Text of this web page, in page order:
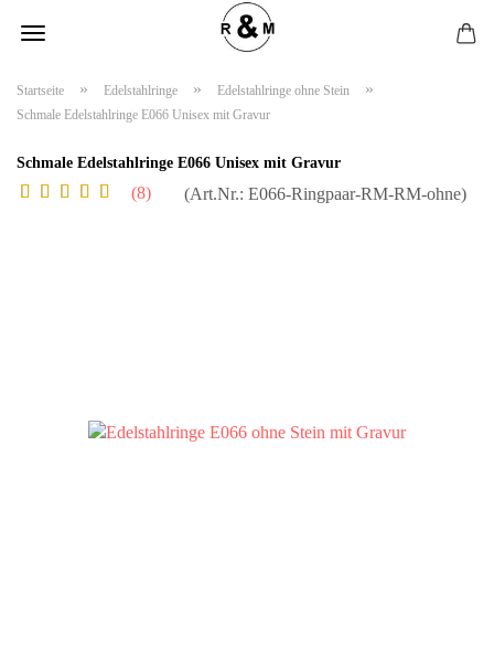
Startseite » Edelstahlringe » Edelstahlringe ohne Stein »
Schmale Edelstahlringe E066 Unisex mit Gravur
Schmale Edelstahlringe E066 Unisex mit Gravur
8 (Art.Nr.: E066-Ringpaar-RM-RM-ohne)